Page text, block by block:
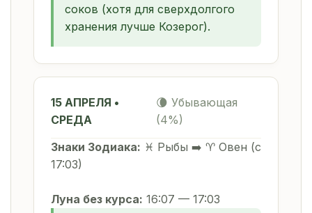
соков (хотя для сверхдолгого
хранения лучше Козерог).
15 АПРЕЛЯ •
СРЕДА
🌘 Убывающая
(4%)
Знаки Зодиака: ♓ Рыбы ➡️ ♈ Овен (с
17:03)
Луна без курса: 16:07 — 17:03